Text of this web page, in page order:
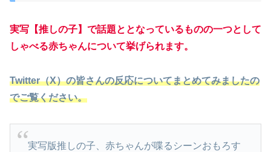
実写【推しの子】で話題ととなっているものの一つとして
しゃべる赤ちゃんについて挙げられます。
Twitter（X）の皆さんの反応についてまとめてみましたの
でご覧ください。
実写版推しの子、赤ちゃんが喋るシーンおもろす